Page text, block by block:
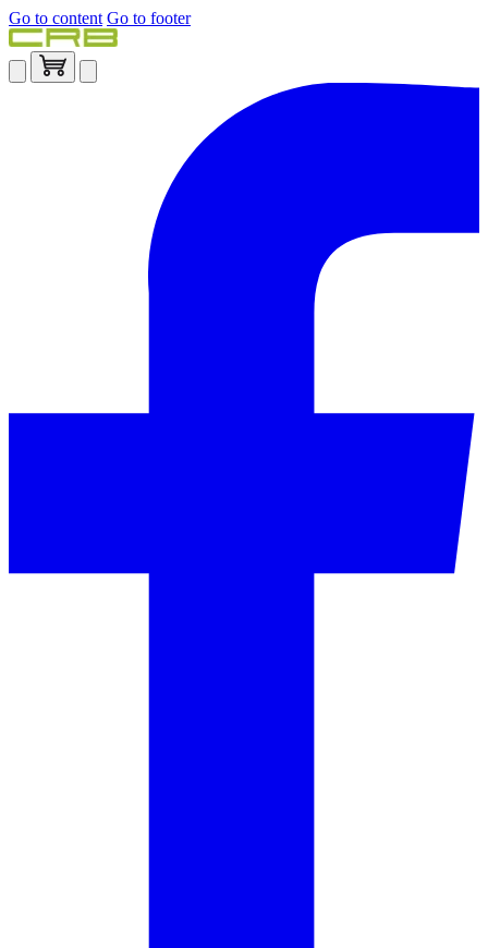
Go to content Go to footer